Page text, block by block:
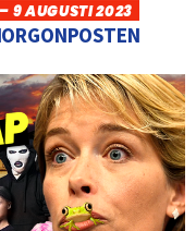
9 AUGUSTI 2023